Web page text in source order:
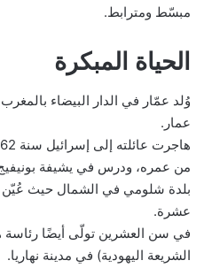
مبسّط ومترابط.
الحياة المبكرة
وُلد عمّار في الدار البيضاء
عمار.
من عمره، ودرس في يشيفة
بلدة شلومي في الشمال حيث عُيّن
عشرة.
في سن العشرين تولّى أيضًا رئاسة
الشريعة اليهودية) في مدينة نهاريا.